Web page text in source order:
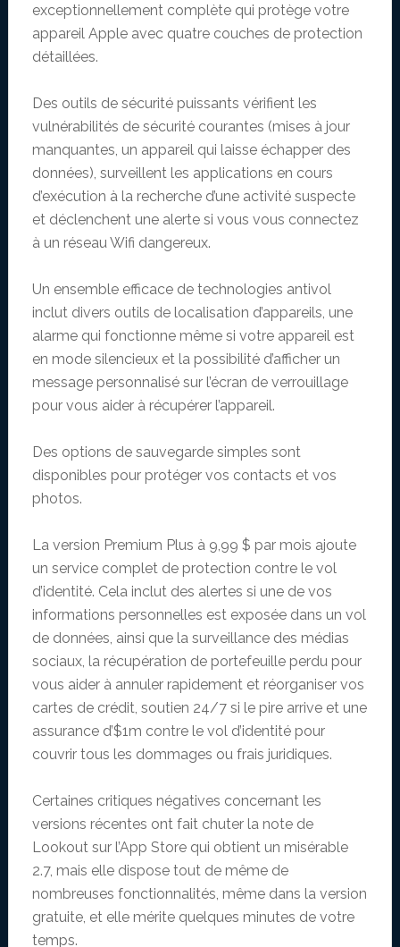
exceptionnellement complète qui protège votre
appareil Apple avec quatre couches de protection
détaillées.
Des outils de sécurité puissants vérifient les
vulnérabilités de sécurité courantes (mises à jour
manquantes, un appareil qui laisse échapper des
données), surveillent les applications en cours
d’exécution à la recherche d’une activité suspecte
et déclenchent une alerte si vous vous connectez
à un réseau Wifi dangereux.
Un ensemble efficace de technologies antivol
inclut divers outils de localisation d’appareils, une
alarme qui fonctionne même si votre appareil est
en mode silencieux et la possibilité d’afficher un
message personnalisé sur l’écran de verrouillage
pour vous aider à récupérer l’appareil.
Des options de sauvegarde simples sont
disponibles pour protéger vos contacts et vos
photos.
La version Premium Plus à 9,99 $ par mois ajoute
un service complet de protection contre le vol
d’identité. Cela inclut des alertes si une de vos
informations personnelles est exposée dans un vol
de données, ainsi que la surveillance des médias
sociaux, la récupération de portefeuille perdu pour
vous aider à annuler rapidement et réorganiser vos
cartes de crédit, soutien 24/7 si le pire arrive et une
assurance d’$1m contre le vol d’identité pour
couvrir tous les dommages ou frais juridiques.
Certaines critiques négatives concernant les
versions récentes ont fait chuter la note de
Lookout sur l’App Store qui obtient un misérable
2.7, mais elle dispose tout de même de
nombreuses fonctionnalités, même dans la version
gratuite, et elle mérite quelques minutes de votre
temps.